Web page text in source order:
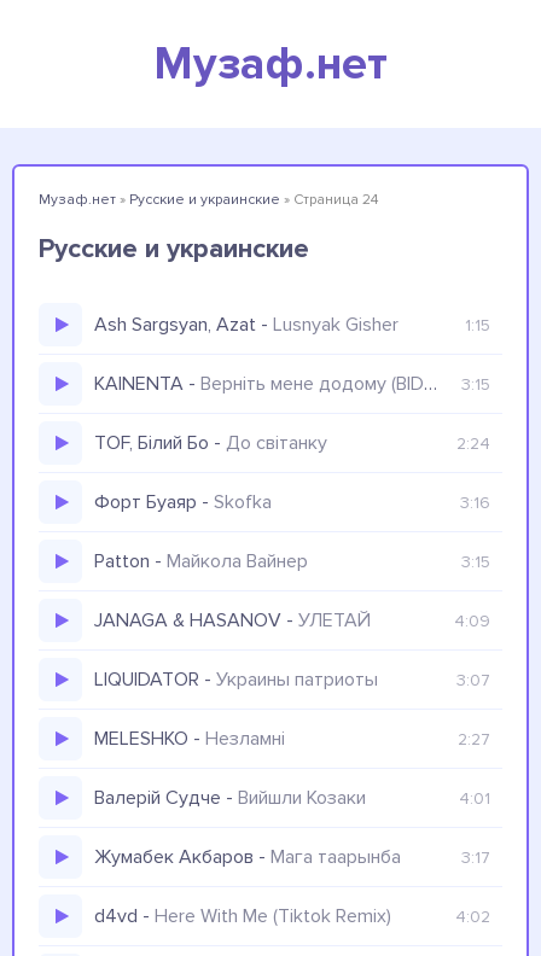
Музаф.нет
Музаф.нет » Русские и украинские » Страница 24
Русские и украинские
Ash Sargsyan, Azat - Lusnyak Gisher 1:15
KAINENTA - Верніть мене додому (BID0NCI0N x MAVER Remix) Де сонце море цілує перед сном 3:15
TOF, Білий Бо - До світанку 2:24
Форт Буаяр - Skofka 3:16
Patton - Майкола Вайнер 3:15
JANAGA & HASANOV - УЛЕТАЙ 4:09
LIQUIDATOR - Украины патриоты 3:07
MELESHKO - Незламні 2:27
Валерій Судче - Вийшли Козаки 4:01
Жумабек Акбаров - Мага таарынба 3:17
d4vd - Here With Me (Tiktok Remix) 4:02